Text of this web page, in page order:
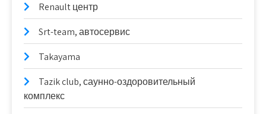
Renault центр
Srt-team, автосервис
Takayama
Tazik club, саунно-оздоровительный
комплекс